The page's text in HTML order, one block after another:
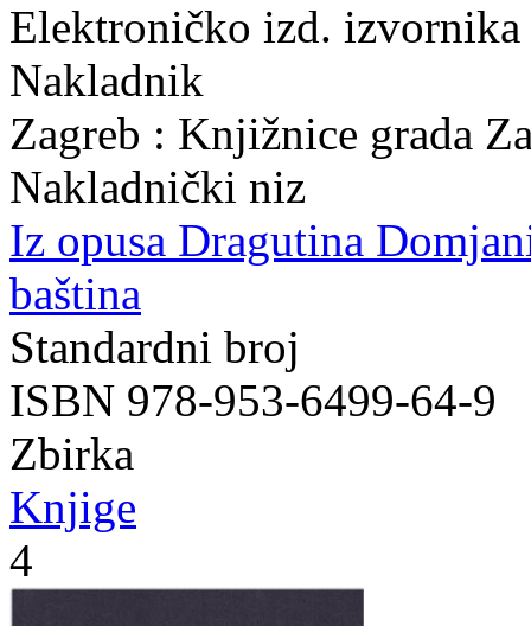
Elektroničko izd.
Nakladnik
Zagreb : Knjižnice grada
Nakladnički niz
Iz opusa Dragutina
baština
Standardni broj
ISBN 978-953-6499-64-9
Zbirka
Knjige
4